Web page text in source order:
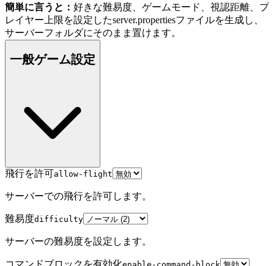
簡単に言うと： 好きな難易度、ゲームモード、視認距離、プ
レイヤー上限を設定したserver.propertiesファイルを生成し、
サーバーフォルダにそのまま置けます。
一般ゲーム設定
飛行を許可allow-flight
サーバーでの飛行を許可します。
難易度difficulty
サーバーの難易度を設定します。
コマンドブロックを有効化